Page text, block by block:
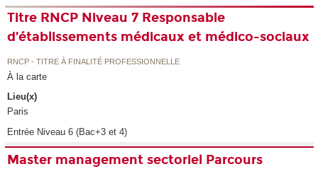
Titre RNCP Niveau 7 Responsable
d’établissements médicaux et médico-sociaux
RNCP - TITRE À FINALITÉ PROFESSIONNELLE
À la carte
Lieu(x)
Paris
Entrée Niveau 6 (Bac+3 et 4)
Master management sectoriel Parcours